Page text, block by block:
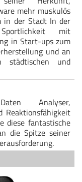
mehr muskulös
in der Stadt In der
mit
in Start-ups zum
und an
und
Analyser,
Reaktionsfähigkeit
diese fantastische
die Spitze seiner